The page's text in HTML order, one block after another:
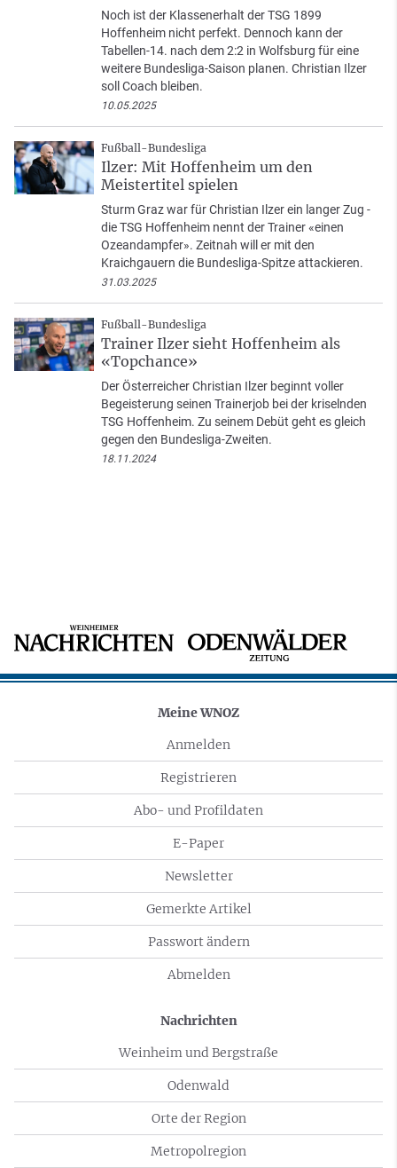
Noch ist der Klassenerhalt der TSG 1899
Hoffenheim nicht perfekt. Dennoch kann der
Tabellen-14. nach dem 2:2 in Wolfsburg für eine
weitere Bundesliga-Saison planen. Christian Ilzer
soll Coach bleiben.
10.05.2025
Fußball-Bundesliga
Ilzer: Mit Hoffenheim um den
Meistertitel spielen
Sturm Graz war für Christian Ilzer ein langer Zug -
die TSG Hoffenheim nennt der Trainer «einen
Ozeandampfer». Zeitnah will er mit den
Kraichgauern die Bundesliga-Spitze attackieren.
31.03.2025
Fußball-Bundesliga
Trainer Ilzer sieht Hoffenheim als
«Topchance»
Der Österreicher Christian Ilzer beginnt voller
Begeisterung seinen Trainerjob bei der kriselnden
TSG Hoffenheim. Zu seinem Debüt geht es gleich
gegen den Bundesliga-Zweiten.
18.11.2024
Meine WNOZ
Anmelden
Registrieren
Abo- und Profildaten
E-Paper
Newsletter
Gemerkte Artikel
Passwort ändern
Abmelden
Nachrichten
Weinheim und Bergstraße
Odenwald
Orte der Region
Metropolregion